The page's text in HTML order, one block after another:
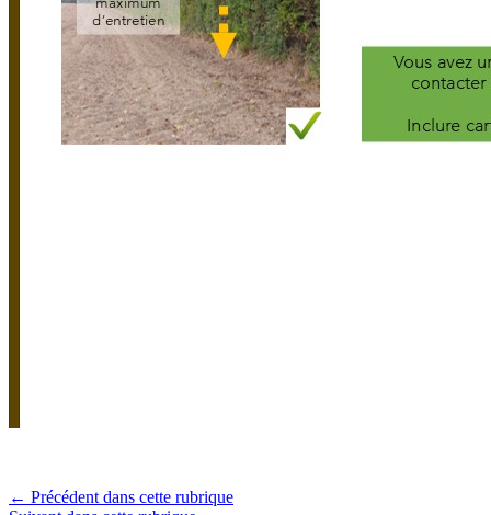
← Précédent dans cette rubrique